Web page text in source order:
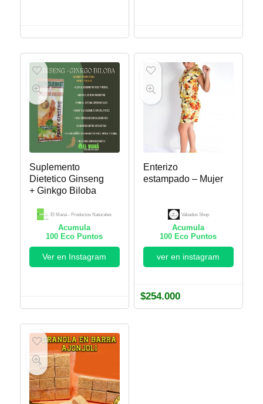
Suplemento
Dietetico Ginseng
+ Ginkgo Biloba
El Maná - Productos Naturales
Acumula
100 Eco Puntos
Ver en Instagram
Enterizo
estampado – Mujer
Vabadus Shop
Acumula
100 Eco Puntos
ver en instagram
$254.000